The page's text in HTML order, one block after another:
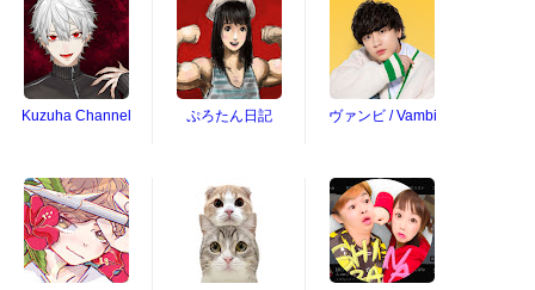
Kuzuha Channel ぷろたん日記 ヴァンビ / Vambi